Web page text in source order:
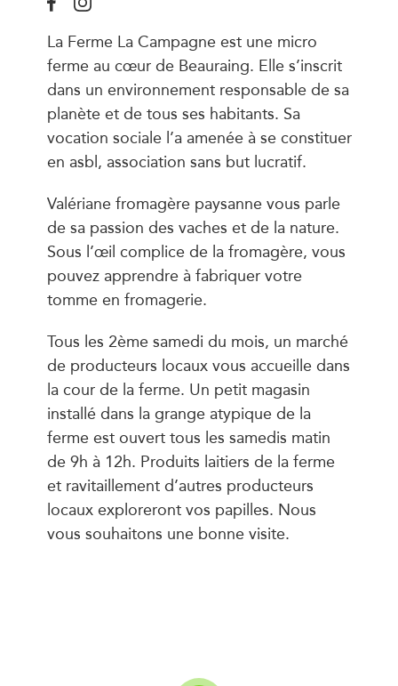
La Ferme La Campagne est une micro
ferme au cœur de Beauraing. Elle s’inscrit
dans un environnement responsable de sa
planète et de tous ses habitants. Sa
vocation sociale l’a amenée à se constituer
en asbl, association sans but lucratif.
Valériane fromagère paysanne vous parle
de sa passion des vaches et de la nature.
Sous l’œil complice de la fromagère, vous
pouvez apprendre à fabriquer votre
tomme en fromagerie.
Tous les 2ème samedi du mois, un marché
de producteurs locaux vous accueille dans
la cour de la ferme. Un petit magasin
installé dans la grange atypique de la
ferme est ouvert tous les samedis matin
de 9h à 12h. Produits laitiers de la ferme
et ravitaillement d’autres producteurs
locaux exploreront vos papilles. Nous
vous souhaitons une bonne visite.